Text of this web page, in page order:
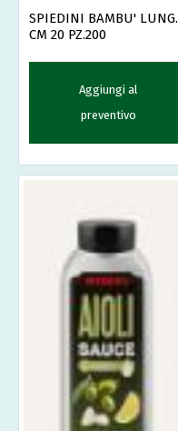
SPIEDINI BAMBU' LUNG.
CM 20 PZ.200
Aggiungi al
preventivo